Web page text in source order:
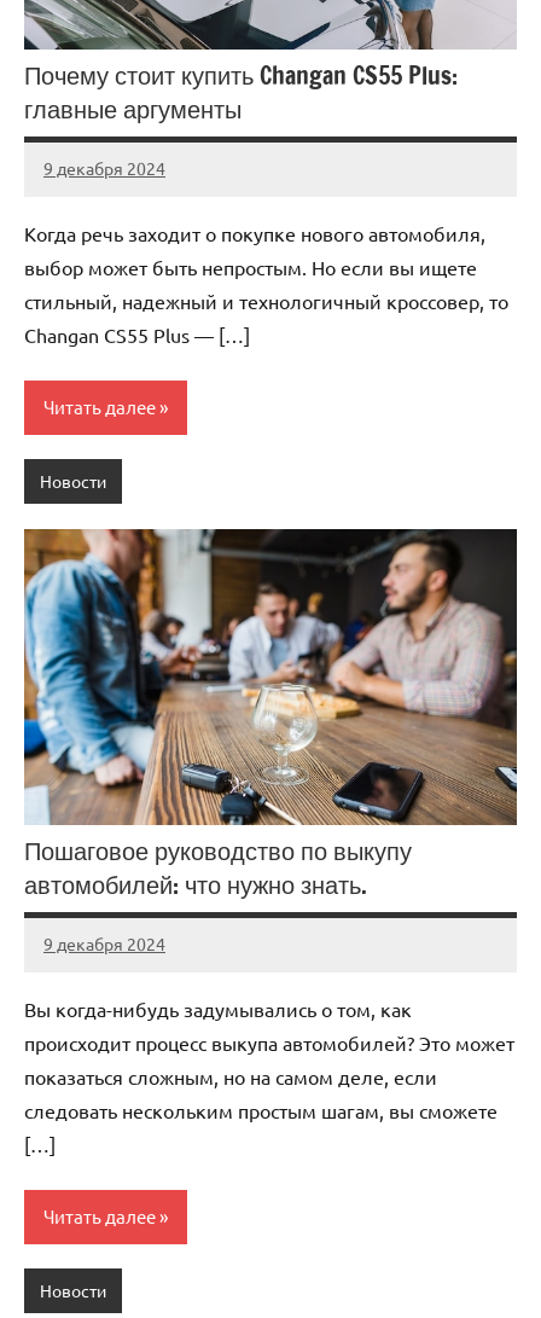
Почему стоит купить Changan CS55 Plus:
главные аргументы
9 декабря 2024
Avtor
Нет
Когда речь заходит о покупке нового автомобиля,
выбор может быть непростым. Но если вы ищете
стильный, надежный и технологичный кроссовер, то
Changan CS55 Plus — […]
Читать далее
Новости
Пошаговое руководство по выкупу
автомобилей: что нужно знать.
9 декабря 2024
Avtor
Нет
Вы когда-нибудь задумывались о том, как
происходит процесс выкупа автомобилей? Это может
показаться сложным, но на самом деле, если
следовать нескольким простым шагам, вы сможете
[…]
Читать далее
Новости